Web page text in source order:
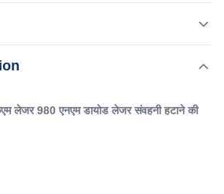
आप ऑनलाइन 24 घंटे के भीतर त्वरित उत्तर
एनएम डायोड लेजर संवहनी हटाने की मशीन
लेजर 980 एनएम डायोड लेजर संवहनी हटाने की